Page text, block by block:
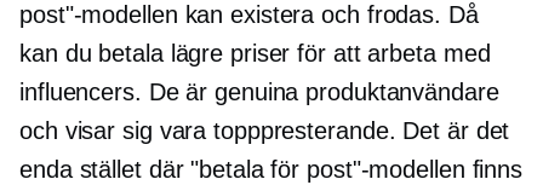
post"-modellen kan existera och frodas. Då
kan du betala lägre priser för att arbeta med
influencers. De är genuina produktanvändare
och visar sig vara topppresterande. Det är det
enda stället där "betala för post"-modellen finns